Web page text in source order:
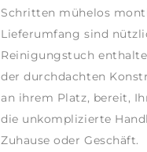
Schritten mühelos
Lieferumfang sind
Reinigungstuch
der durchdachten
an ihrem Platz, bereit,
die unkomplizierte
Zuhause oder Geschäft.